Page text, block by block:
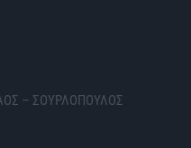
– ΣΟΥΡΛΟΠΟΥΛΟΣ